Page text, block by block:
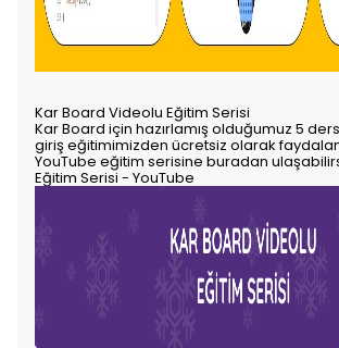
Kar Board Videolu Eğitim Serisi
Kar Board için hazırlamış olduğumuz 5
giriş eğitimimizden ücretsiz olarak
YouTube eğitim serisine buradan
Eğitim Serisi - YouTube